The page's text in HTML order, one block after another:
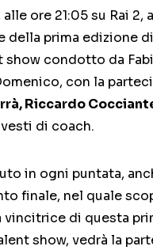
ore 21:05 su Rai 2,
della prima edizione di
show condotto da
con la
Riccardo
di coach.
in ogni puntata,
finale, nel quale
vincitrice di questa
show, vedrà la